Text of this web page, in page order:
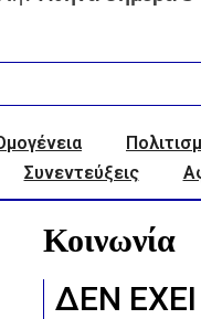
Συνεντεύξεις
Κοινωνία
ΔΕΝ ΕΧΕΙ